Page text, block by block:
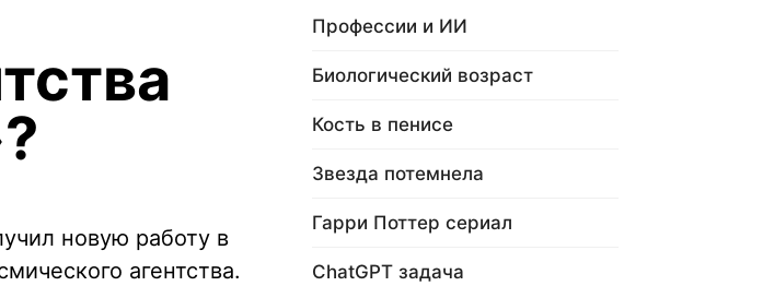
новую работу в
агентства.
Профессии и ИИ
Биологический возраст
Кость в пенисе
Звезда потемнела
Гарри Поттер сериал
ChatGPT задача